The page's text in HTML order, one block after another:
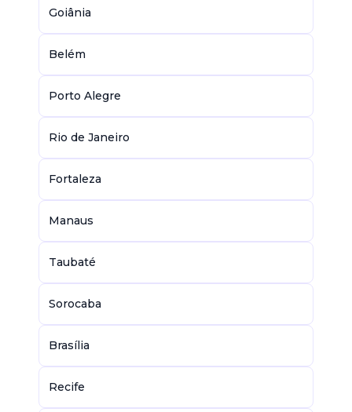
Goiânia
Belém
Porto Alegre
Rio de Janeiro
Fortaleza
Manaus
Taubaté
Sorocaba
Brasília
Recife